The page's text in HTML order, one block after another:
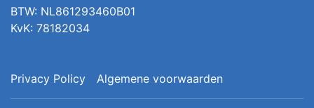
BTW: NL861293460B01
KvK: 78182034
Privacy Policy Algemene voorwaarden